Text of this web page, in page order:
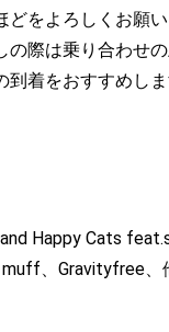
をよろしくお願い
際は乗り合わせ
着をおすすめしま
Happy Cats
、Gravityfree、